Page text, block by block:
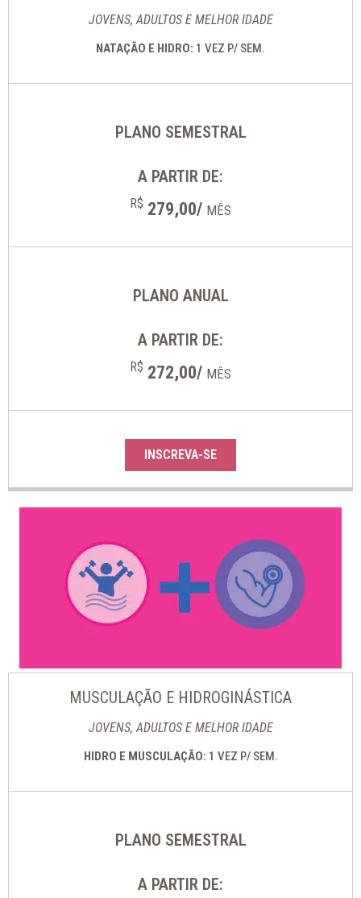
JOVENS, ADULTOS E MELHOR IDADE
NATAÇÃO E HIDRO: 1 VEZ P/ SEM.
PLANO SEMESTRAL
A PARTIR DE:
R$ 279,00/ MÊS
PLANO ANUAL
A PARTIR DE:
R$ 272,00/ MÊS
INSCREVA-SE
MUSCULAÇÃO E HIDROGINÁSTICA
JOVENS, ADULTOS E MELHOR IDADE
HIDRO E MUSCULAÇÃO: 1 VEZ P/ SEM.
PLANO SEMESTRAL
A PARTIR DE: